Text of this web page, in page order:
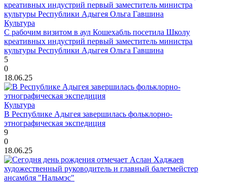
Культура
С рабочим визитом в аул Кошехабль посетила Школу
креативных индустрий первый заместитель министра
культуры Республики Адыгея Ольга Гавшина
5
0
18.06.25
Культура
В Республике Адыгея завершилась фольклорно-
этнографическая экспедиция
9
0
18.06.25